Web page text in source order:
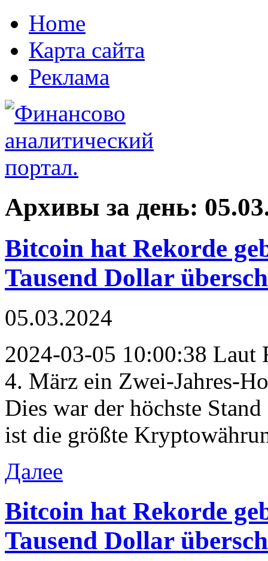
Home
Карта сайта
Реклама
Архивы за день:
Bitcoin hat Rekorde
Tausend Dollar
05.03.2024
2024-03-05 10:00:38 Laut
4. März ein Zwei-Jahres-
Dies war der höchste
ist die größte
Далее
Bitcoin hat Rekorde
Tausend Dollar